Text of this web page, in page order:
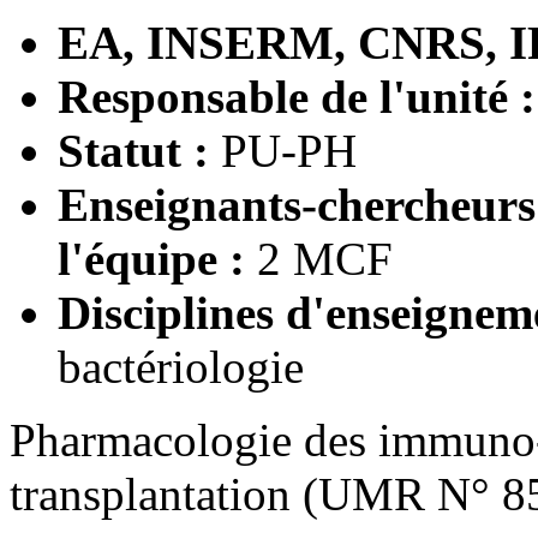
EA, INSERM, CNRS,
Responsable de l'unité
Statut : PU-PH
Enseignants-
l'équipe : 2 MCF
Disciplines
bactériologie
Pharmacologie des
transplantation (UMR N°